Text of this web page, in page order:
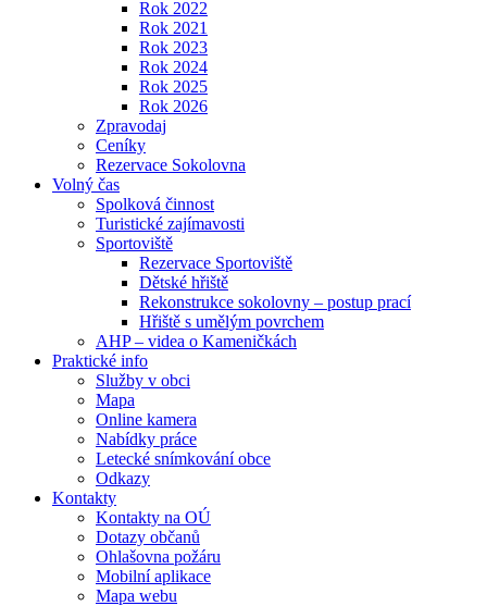
Rok 2022
Rok 2021
Rok 2023
Rok 2024
Rok 2025
Rok 2026
Zpravodaj
Ceníky
Rezervace Sokolovna
Volný čas
Spolková činnost
Turistické zajímavosti
Sportoviště
Rezervace Sportoviště
Dětské hřiště
Rekonstrukce sokolovny – postup prací
Hřiště s umělým povrchem
AHP – videa o Kameničkách
Praktické info
Služby v obci
Mapa
Online kamera
Nabídky práce
Letecké snímkování obce
Odkazy
Kontakty
Kontakty na OÚ
Dotazy občanů
Ohlašovna požáru
Mobilní aplikace
Mapa webu